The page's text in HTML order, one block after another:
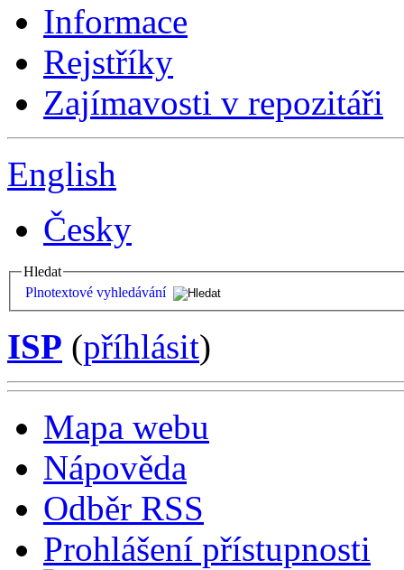
Informace
Rejstříky
Zajímavosti v repozitáři
English
Česky
Hledat
Plnotextové vyhledávání
ISP (příhlásit)
Mapa webu
Nápověda
Odběr RSS
Prohlášení přístupnosti